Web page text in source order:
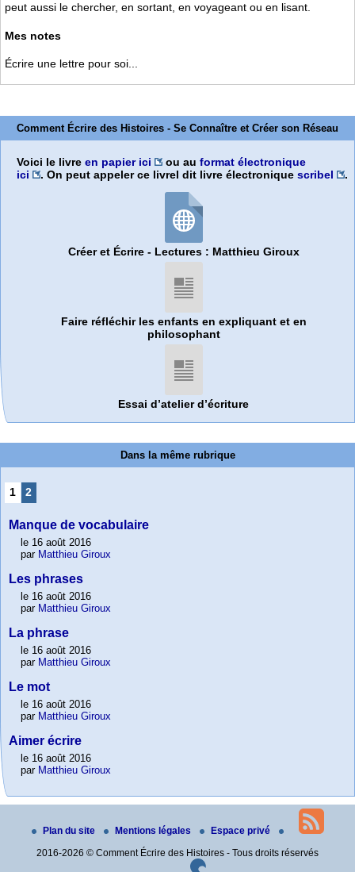
peut aussi le chercher, en sortant, en voyageant ou en lisant.
Mes notes
Écrire une lettre pour soi...
Comment Écrire des Histoires - Se Connaître et Créer son Réseau
Voici le livre en papier ici ou au format électronique
ici
. On peut appeler ce livrel dit livre électronique scribel .
Créer et Écrire - Lectures : Matthieu Giroux
Faire réfléchir les enfants en expliquant et en
philosophant
Essai d’atelier d’écriture
Dans la même rubrique
1 2
Manque de vocabulaire
le 16 août 2016
par Matthieu Giroux
Les phrases
le 16 août 2016
par Matthieu Giroux
La phrase
le 16 août 2016
par Matthieu Giroux
Le mot
le 16 août 2016
par Matthieu Giroux
Aimer écrire
le 16 août 2016
par Matthieu Giroux
Plan du site Mentions légales
Espace privé
2016-2026 © Comment Écrire des Histoires - Tous droits réservés